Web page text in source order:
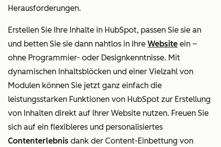
Herausforderungen.
Erstellen Sie Ihre Inhalte in HubSpot, passen Sie sie an
und betten Sie sie dann nahtlos in Ihre Website ein –
ohne Programmier- oder Designkenntnisse. Mit
dynamischen Inhaltsblöcken und einer Vielzahl von
Modulen können Sie jetzt ganz einfach die
leistungsstarken Funktionen von HubSpot zur Erstellung
von Inhalten direkt auf Ihrer Website nutzen. Freuen Sie
sich auf ein flexibleres und personalisiertes
Contenterlebnis dank der Content-Einbettung von